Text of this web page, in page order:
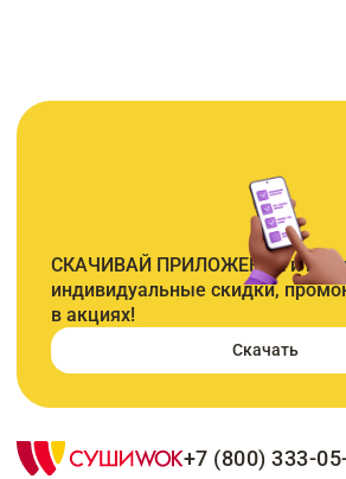
СКАЧИВАЙ ПРИЛОЖЕНИЕ и
индивидуальные скидки,
в акциях!
Скачать
+7 (800) 333-